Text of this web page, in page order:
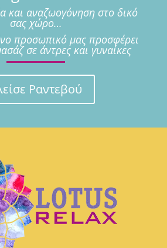
και αναζωογόνηση στο δικό
σας χώρο…
προσωπικό μας προσφέρει
σε άντρες και γυναίκες
Ραντεβού